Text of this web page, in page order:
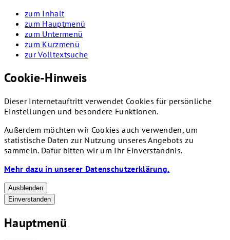
zum Inhalt
zum Hauptmenü
zum Untermenü
zum Kurzmenü
zur Volltextsuche
Cookie-Hinweis
Dieser Internetauftritt verwendet Cookies für persönliche
Einstellungen und besondere Funktionen.
Außerdem möchten wir Cookies auch verwenden, um
statistische Daten zur Nutzung unseres Angebots zu
sammeln. Dafür bitten wir um Ihr Einverständnis.
Mehr dazu in unserer Datenschutzerklärung.
Ausblenden
Einverstanden
Hauptmenü